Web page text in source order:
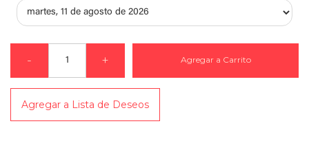
- + Agregar a Carrito
Agregar a Lista de Deseos